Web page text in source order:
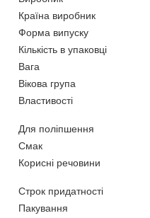
Країна виробник
Форма випуску
Кількість в упаковці
Вага
Вікова група
Властивості
Для поліпшення
Смак
Корисні речовини
Строк придатності
Пакування